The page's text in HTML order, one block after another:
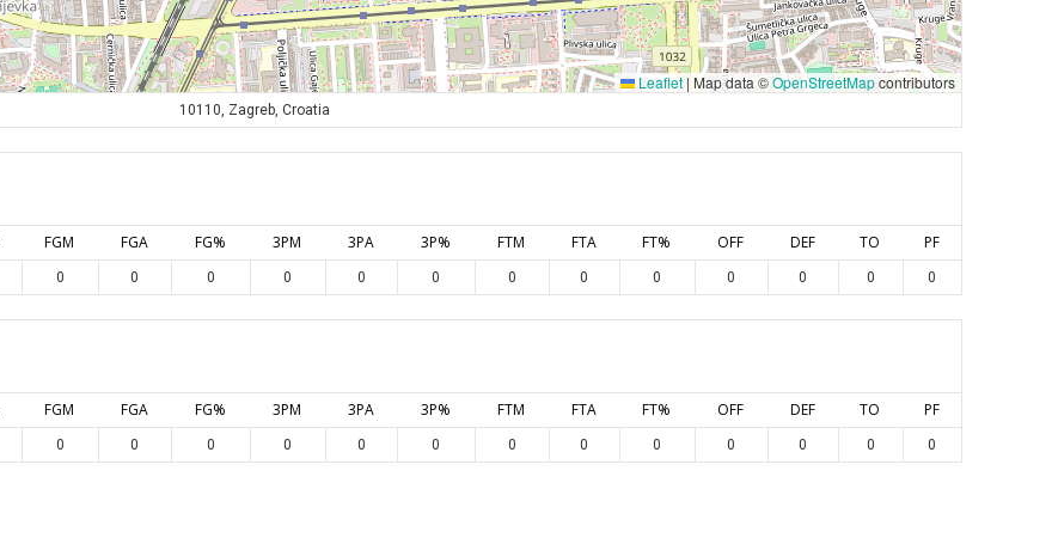
Leaflet | Map data ©OpenStreetMapcontributors
10110, Zagreb, Croatia
FGM FGA FG% 3PM 3PA 3P% FTM FTA FT% OFF DEF TO PF
0 0 0 0 0 0 0 0 0 0 0 0 0
FGM FGA FG% 3PM 3PA 3P% FTM FTA FT% OFF DEF TO PF
0 0 0 0 0 0 0 0 0 0 0 0 0